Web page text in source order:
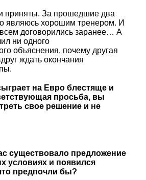
приняты. За прошедшие два
являюсь хорошим тренером. И
договорились заранее… А
ни одного
объяснения, почему другая
ждать окончания
на Евро блестяще и
просьба, вы
свое решение и не
существовало предложение
условиях и появился
предпочли бы?